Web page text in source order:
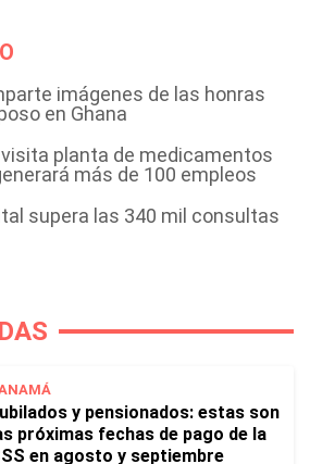
imágenes de las honras
en Ghana
planta de medicamentos
más de 100 empleos
supera las 340 mil consultas
y pensionados: estas son
próximas fechas de pago de la
en agosto y septiembre